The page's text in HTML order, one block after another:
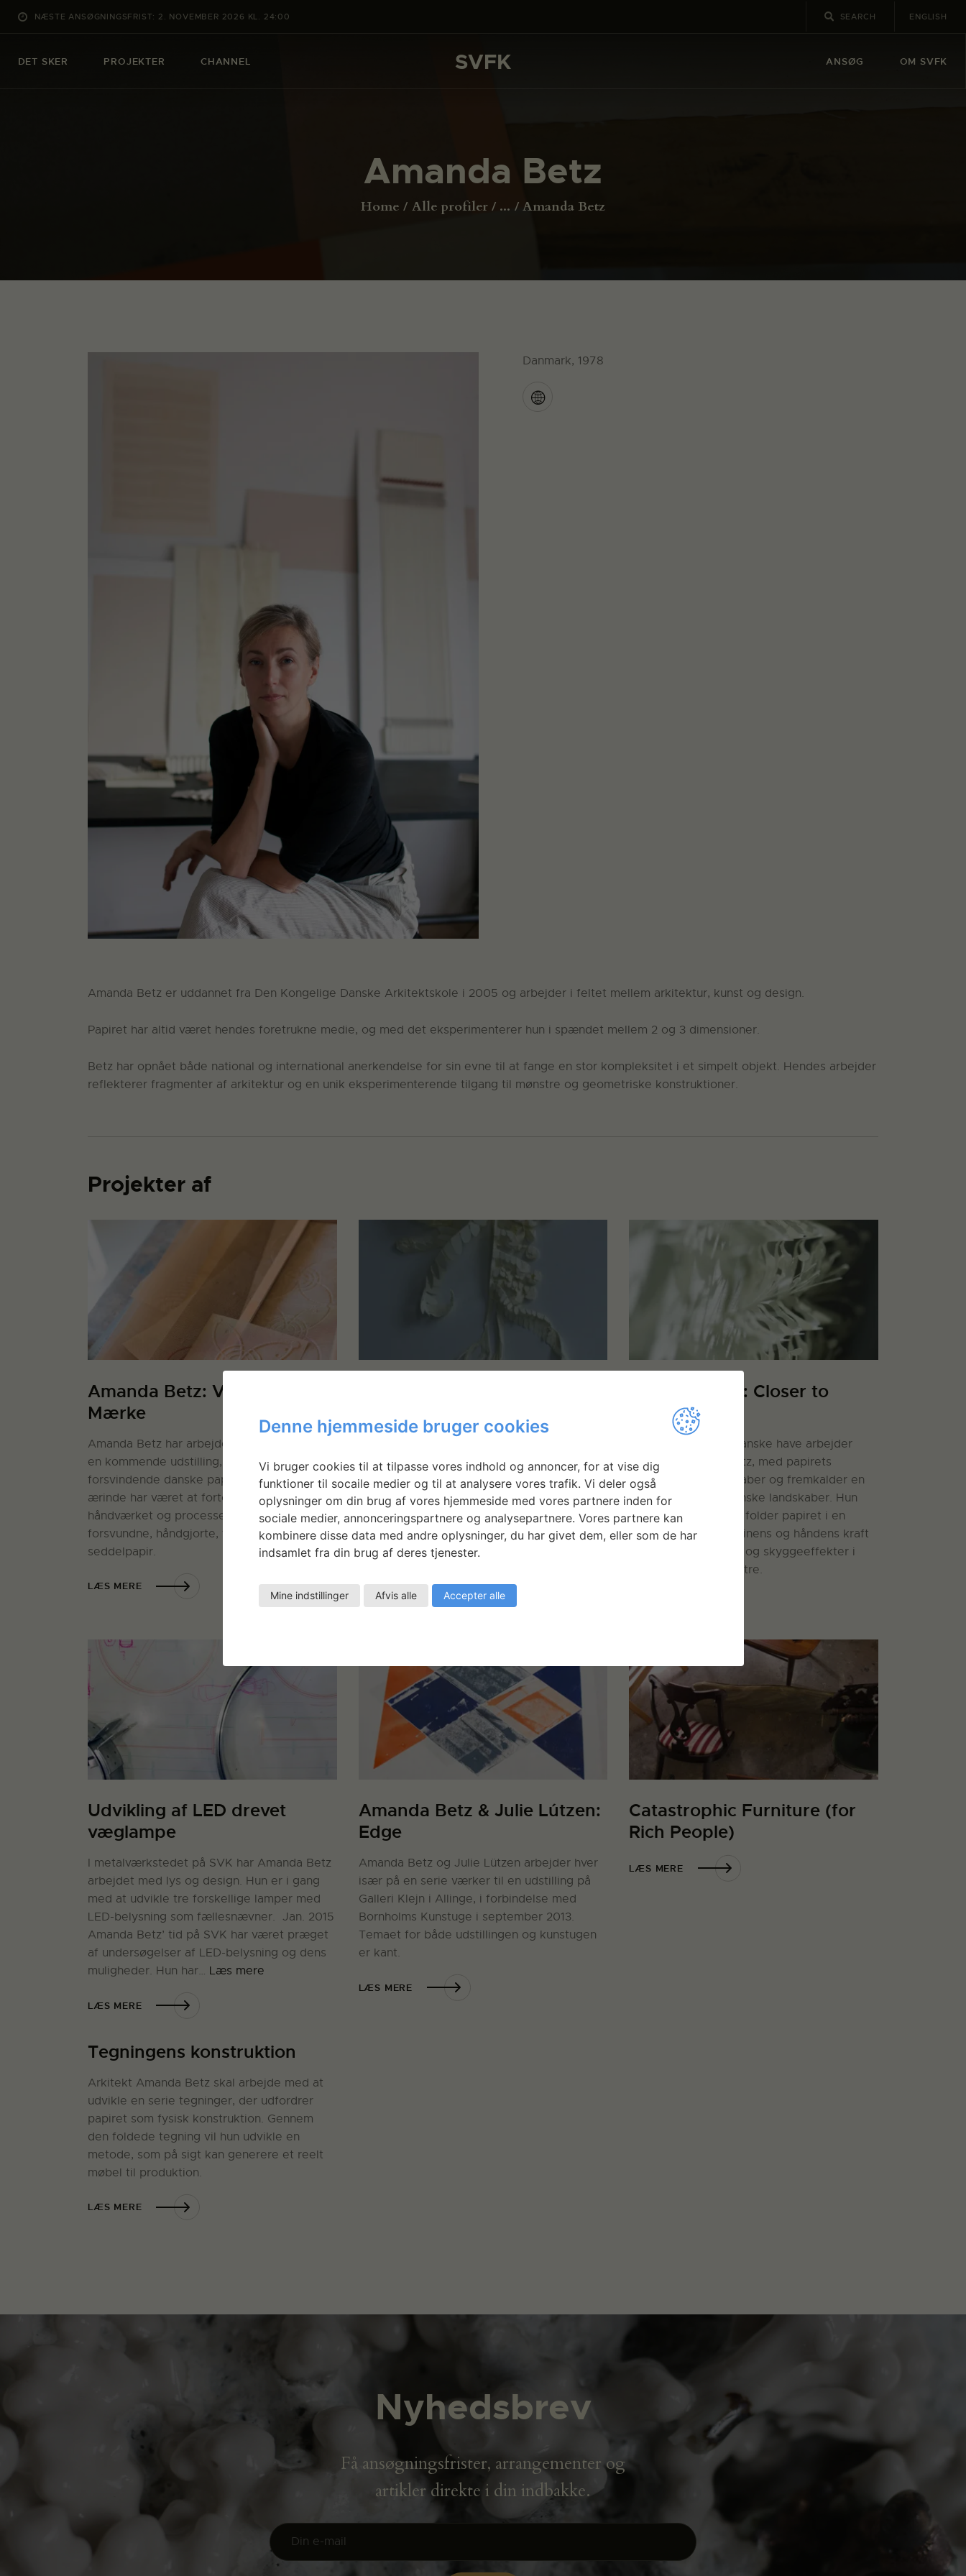
NÆSTE ANSØGNINGSFRIST: 2. NOVEMBER 2026 KL. 24:00 ENGLISH
DET SKER PROJEKTER CHANNEL SVFK ANSØG OM SVFK
Amanda Betz
Home Alle profiler ... Amanda Betz
SVFK
PROJEKTER
OM SVFK
ENGLISH
Danmark, 1978
Amanda Betz er uddannet fra Den Kongelige Danske Arkitektskole i 2005 og arbejder i feltet mellem arkitektur, kunst og design.
Papiret har altid været hendes foretrukne medie, og med det eksperimenterer hun i spændet mellem 2 og 3 dimensioner.
Betz har opnået både national og international anerkendelse for sin evne til at fange en stor kompleksitet i et simpelt objekt. Hendes arbejder
reflekterer fragmenter af arkitektur og en unik eksperimenterende tilgang til mønstre og geometriske konstruktioner.
Projekter af
Amanda Betz: Vandets
Mærke
Amanda Betz har arbejdet i metal og træ på
en kommende udstilling, der peger på den
forsvindende danske papirindustri. Hendes
ærinde har været at fortolke og formidle
håndværket og processen bag det
forsvundne, håndgjorte, vandmærkede
seddelpapir.
LÆS MERE
Designer, arkitekt og kunstner, Amanda
Betz, har på Statens Værksteder arbejdet
berørt hende. Arbejdet blev udstillet hos
Format Artspace fra august – oktober 2021.
LÆS MERE
Amanda Betz: Closer to
Nature
Inspireret af den japanske have arbejder
arkitekt, Amanda Betz, med papirets
konstruktive egenskaber og fremkalder en
abstraktion til de danske landskaber. Hun
skærer, strækker og folder papiret i en
kombination af maskinens og håndens kraft
for at fremkalde lys- og skyggeeffekter i
faste, rytmiske mønstre.
Udvikling af LED drevet
væglampe
I metalværkstedet på SVK har Amanda Betz
arbejdet med lys og design. Hun er i gang
med at udvikle tre forskellige lamper med
LED-belysning som fællesnævner. Jan. 2015
Amanda Betz’ tid på SVK har været præget
af undersøgelser af LED-belysning og dens
muligheder. Hun har… Læs mere
LÆS MERE
Amanda Betz & Julie Lútzen:
Edge
Amanda Betz og Julie Lützen arbejder hver
især på en serie værker til en udstilling på
Galleri Klejn i Allinge, i forbindelse med
Bornholms Kunstuge i september 2013.
Temaet for både udstillingen og kunstugen
er kant.
LÆS MERE
Catastrophic Furniture (for
Rich People)
LÆS MERE
Tegningens konstruktion
Arkitekt Amanda Betz skal arbejde med at
udvikle en serie tegninger, der udfordrer
papiret som fysisk konstruktion. Gennem
den foldede tegning vil hun udvikle en
metode, som på sigt kan generere et reelt
møbel til produktion.
LÆS MERE
Nyhedsbrev
Få ansøgningsfrister, arrangementer og
artikler direkte i din indbakke.
Denne hjemmeside bruger cookies
Vi bruger cookies til at tilpasse vores indhold og annoncer, for at vise dig
funktioner til socaile medier og til at analysere vores trafik. Vi deler også
oplysninger om din brug af vores hjemmeside med vores partnere inden for
sociale medier, annonceringspartnere og analysepartnere. Vores partnere kan
kombinere disse data med andre oplysninger, du har givet dem, eller som de har
indsamlet fra din brug af deres tjenester.
Mine indstillinger Afvis alle Accepter alle